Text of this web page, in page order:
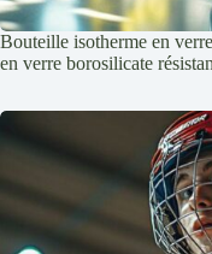
Bouteille isotherme en
en verre borosilicate